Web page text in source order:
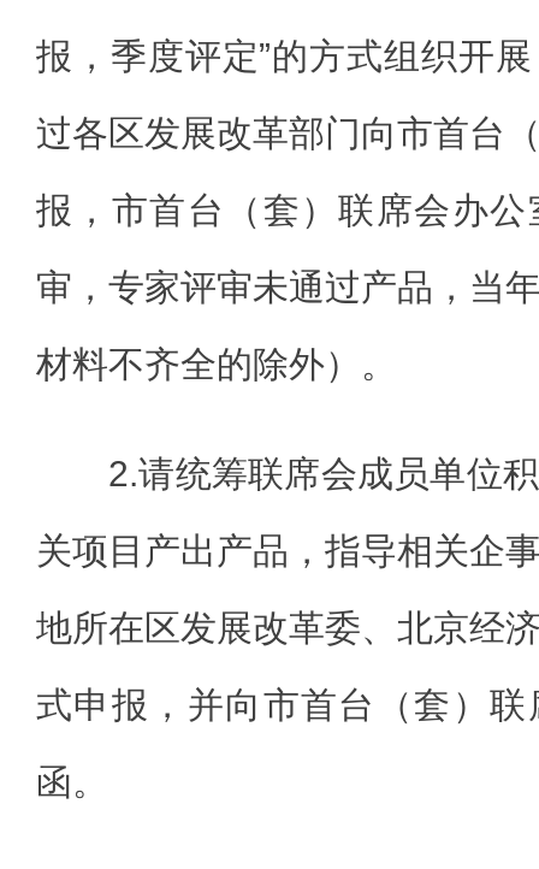
报，季度评定”的方式组织开
过各区发展改革部门向市首台
报，市首台（套）联席会办
审，专家评审未通过产品，当
材料不齐全的除外）。
2.请统筹联席会成员单位
关项目产出产品，指导相关企
地所在区发展改革委、北京经
式申报，并向市首台（套）
函。